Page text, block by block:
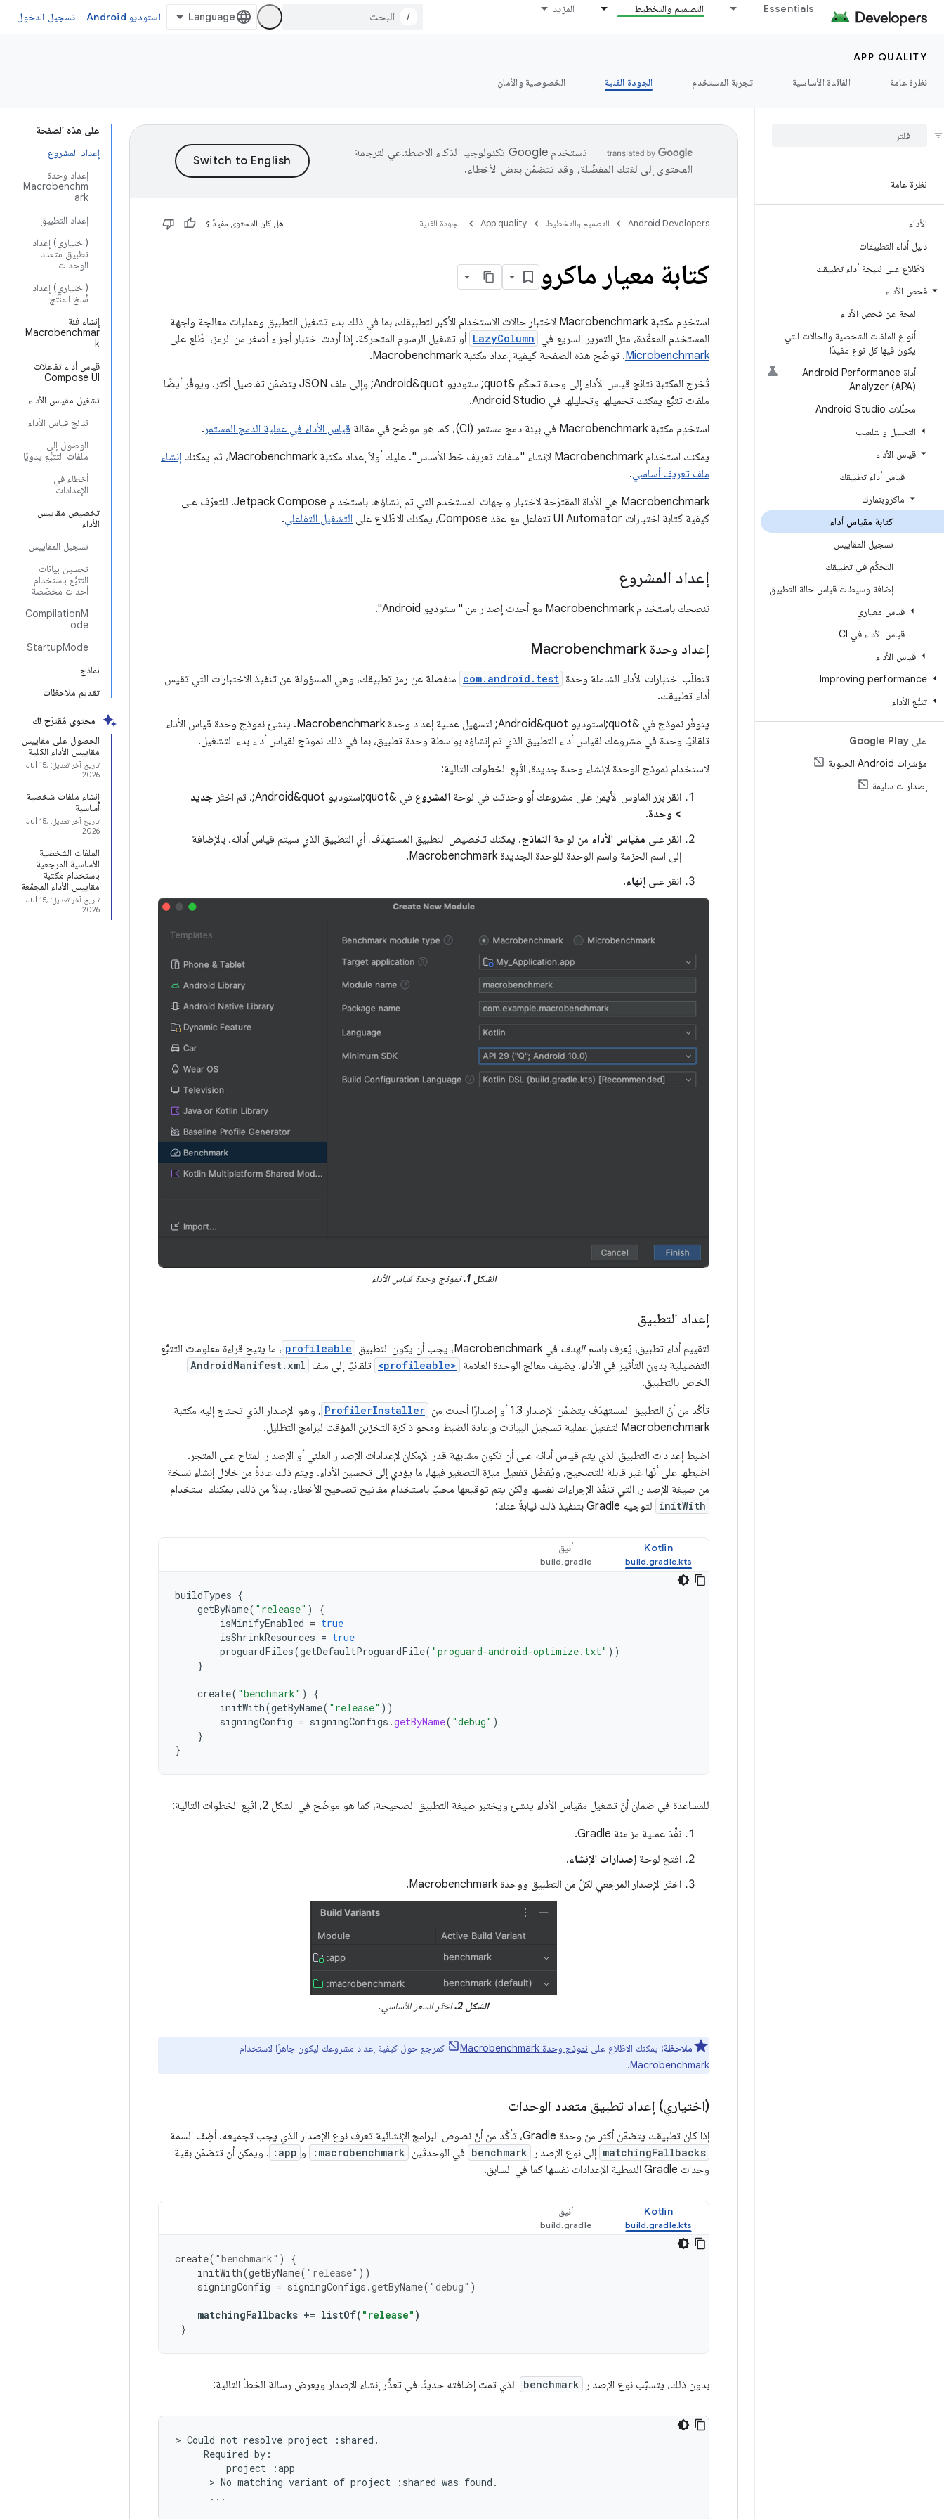
Essentials التصميم والتخطيط المزيد
/ استوديو Android تسجيل الدخول
APP QUALITY
نظرة عامة
الفائدة الأساسية تجربة المستخدم الجودة الفنية الخصوصية والأمان
نظرة عامة
الأداء
دليل أداء التطبيقات
الاطّلاع على نتيجة أداء تطبيقك
فحص الأداء
لمحة عن فحص الأداء
أنواع الملفات الشخصية والحالات التي
يكون فيها كل نوع مفيدًا
أداة Android Performance
Analyzer (APA)
محلّلات Android Studio
التحليل والتلعيب
قياس الأداء
قياس أداء تطبيقك
ماكروبنمارك
كتابة مقياس أداء
تسجيل المقاييس
التحكُّم في تطبيقك
إضافة وسيطات قياس حالة التطبيق
قياس معياري
قياس الأداء في CI
قياس الأداء
Improving performance
تتبُّع الأداء
على Google Play
مؤشرات Android الحيوية
إصدارات سليمة
على هذه الصفحة
إعداد المشروع
إعداد وحدة
Macrobenchm
ark
إعداد التطبيق
(اختياري) إعداد
تطبيق متعدد
الوحدات
(اختياري) إعداد
نُسخ المنتج
إنشاء فئة
Macrobenchmar
k
قياس أداء تفاعلات
Compose UI
تشغيل مقياس الأداء
نتائج قياس الأداء
الوصول إلى
ملفات التتبُّع يدويًا
أخطاء في
الإعدادات
تخصيص مقاييس
الأداء
تسجيل المقاييس
تحسين بيانات
التتبُّع باستخدام
أحداث مخصّصة
CompilationM
ode
StartupMode
نماذج
تقديم ملاحظات
محتوى مُقترَح لك
الحصول على مقاييس
مقاييس الأداء الكلية
تاريخ آخر تعديل: Jul 15,
2026
إنشاء ملفات شخصية
أساسية
تاريخ آخر تعديل: Jul 15,
2026
الملفات الشخصية
الأساسية المرجعية
باستخدام مكتبة
مقاييس الأداء المجمّعة
تاريخ آخر تعديل: Jul 15,
2026
تستخدم Google تكنولوجيا الذكاء الاصطناعي لترجمة
المحتوى إلى لغتك المفضّلة، وقد تتضمّن بعض الأخطاء.
Android Developers التصميم والتخطيط App quality الجودة الفنية هل كان المحتوى مفيدًا؟
كتابة معيار ماكرو
استخدِم مكتبة Macrobenchmark لاختبار حالات الاستخدام الأكبر لتطبيقك، بما في ذلك بدء تشغيل التطبيق وعمليات معالجة واجهة
المستخدم المعقّدة، مثل التمرير السريع في LazyColumn أو تشغيل الرسوم المتحركة. إذا أردت اختبار أجزاء أصغر من الرمز، اطّلِع على
Microbenchmark. توضّح هذه الصفحة كيفية إعداد مكتبة Macrobenchmark.
تُخرج المكتبة نتائج قياس الأداء إلى وحدة تحكّم &quot;استوديو Android&quot; وإلى ملف JSON يتضمّن تفاصيل أكثر. ويوفّر أيضًا
ملفات تتبُّع يمكنك تحميلها وتحليلها في Android Studio.
استخدِم مكتبة Macrobenchmark في بيئة دمج مستمر (CI)، كما هو موضّح في مقالة
قياس الأداء في عملية الدمج المستمر .
يمكنك استخدام Macrobenchmark لإنشاء "ملفات تعريف خط الأساس". عليك أولاً إعداد مكتبة Macrobenchmark، ثم يمكنك
إنشاء
ملف تعريف أساسي.
‫Macrobenchmark هي الأداة المقترَحة لاختبار واجهات المستخدم التي تم إنشاؤها باستخدام Jetpack Compose. للتعرّف على
كيفية كتابة اختبارات UI Automator تتفاعل مع عقد Compose، يمكنك الاطّلاع على
التشغيل التفاعلي.
إعداد المشروع
ننصحك باستخدام Macrobenchmark مع أحدث إصدار من "استوديو Android".
إعداد وحدة Macrobenchmark
تتطلّب اختبارات الأداء الشاملة وحدة com.android.test منفصلة عن رمز تطبيقك، وهي المسؤولة عن تنفيذ الاختبارات التي تقيس
أداء تطبيقك.
يتوفّر نموذج في &quot;استوديو Android&quot; لتسهيل عملية إعداد وحدة Macrobenchmark. ينشئ نموذج وحدة قياس الأداء
تلقائيًا وحدة في مشروعك لقياس أداء التطبيق الذي تم إنشاؤه بواسطة وحدة تطبيق، بما في ذلك نموذج لقياس أداء بدء التشغيل.
لاستخدام نموذج الوحدة لإنشاء وحدة جديدة، اتّبِع الخطوات التالية:
انقر بزر الماوس الأيمن على مشروعك أو وحدتك في لوحة المشروع في &quot;استوديو Android&quot;، ثم اختَر
جديد
> وحدة.
انقر على مقياس الأداء من لوحة النماذج. يمكنك تخصيص التطبيق المستهدَف، أي التطبيق الذي سيتم قياس أدائه، بالإضافة
إلى اسم الحزمة واسم الوحدة للوحدة الجديدة Macrobenchmark.
انقر على إنهاء.
الشكل 1. نموذج وحدة قياس الأداء
إعداد التطبيق
لتقييم أداء تطبيق، يُعرف باسمالهدف في Macrobenchmark، يجب أن يكون التطبيق profileable ، ما يتيح قراءة معلومات التتبُّع
التفصيلية بدون التأثير في الأداء. يضيف معالج الوحدة العلامة <profileable> تلقائيًا إلى ملف AndroidManifest.xml
الخاص بالتطبيق.
تأكَّد من أنّ التطبيق المستهدَف يتضمّن الإصدار 1.3 أو إصدارًا أحدث من
ProfilerInstaller ، وهو الإصدار الذي تحتاج إليه مكتبة
Macrobenchmark لتفعيل عملية تسجيل البيانات وإعادة الضبط ومحو ذاكرة التخزين المؤقت لبرامج التظليل.
اضبط إعدادات التطبيق الذي يتم قياس أدائه على أن تكون مشابهة قدر الإمكان لإعدادات الإصدار العلني أو الإصدار المتاح على المتجر.
اضبطها على أنّها غير قابلة للتصحيح، ويُفضّل تفعيل ميزة التصغير فيها، ما يؤدي إلى تحسين الأداء. ويتم ذلك عادةً من خلال إنشاء نسخة
من صيغة الإصدار، التي تنفّذ الإجراءات نفسها ولكن يتم توقيعها محليًا باستخدام مفاتيح تصحيح الأخطاء. بدلاً من ذلك، يمكنك استخدام
initWith لتوجيه Gradle بتنفيذ ذلك نيابةً عنك:
Kotlin أنيق
buildTypes {
getByName( "release" )
{
isMinifyEnabled = true
isShrinkResources = true
proguardFiles(getDefaultProguardFile( "proguard-android-optimize.txt" ))
}
create( "benchmark" )
{
initWith(getByName( "release" ))
signingConfig = signingConfigs .getByName( "debug" )
}
}
للمساعدة في ضمان أنّ تشغيل مقياس الأداء ينشئ ويختبر صيغة التطبيق الصحيحة، كما هو موضّح في الشكل 2، اتّبِع الخطوات التالية:
نفِّذ عملية مزامنة Gradle.
افتح لوحة إصدارات الإنشاء.
اختَر الإصدار المرجعي لكلّ من التطبيق ووحدة Macrobenchmark.
الشكل 2. اختَر السعر الأساسي.
ملاحظة: يمكنك الاطّلاع على نموذج وحدة Macrobenchmark
كمرجع حول كيفية إعداد مشروعك ليكون جاهزًا لاستخدام
Macrobenchmark.
(اختياري) إعداد تطبيق متعدد الوحدات
إذا كان تطبيقك يتضمّن أكثر من وحدة Gradle، تأكَّد من أنّ نصوص البرامج الإنشائية تعرف نوع الإصدار الذي يجب تجميعه. أضِف السمة
matchingFallbacks إلى نوع الإصدار benchmark في الوحدتَين :macrobenchmark و :app . ويمكن أن تتضمّن بقية
وحدات Gradle النمطية الإعدادات نفسها كما في السابق.
Kotlin أنيق
create( "benchmark" )
{
initWith(getByName( "release" ))
signingConfig = signingConfigs .getByName( "debug" )
matchingFallbacks += listOf( "release" )
}
بدون ذلك، يتسبّب نوع الإصدار benchmark الذي تمت إضافته حديثًا في تعذُّر إنشاء الإصدار ويعرض رسالة الخطأ التالية:
> Could not resolve project :shared.
     Required by:
         project :app
      > No matching variant of project :shared was found.